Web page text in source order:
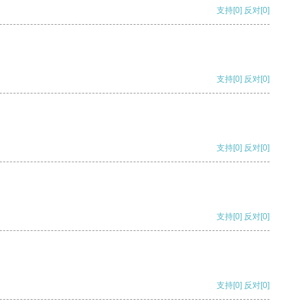
支持[0] 反对[0]
支持[0] 反对[0]
支持[0] 反对[0]
支持[0] 反对[0]
支持[0] 反对[0]